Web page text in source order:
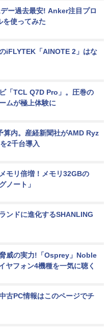
ー過去最安! Anker注目プロ
を使ってみた
iFLYTEK「AINOTE 2」はな
「TCL Q7D Pro」。圧巻の
ムが極上体験に
算内。産経新聞社がAMD Ryz
2千台導入
モリ倍増！メモリ32GBの
ノート」
ンドに進化するSHANLING
威の実力!「Osprey」Noble
ヤフォン4機種を一気に聴く
古PC情報はこのページでチ